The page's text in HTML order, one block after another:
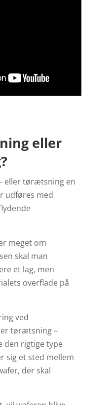
eller
eller tørætsning en
udføres med
meget om
skal man
et lag, men
overflade på
ved
tørætsning –
den rigtige type
sig et sted mellem
der skal